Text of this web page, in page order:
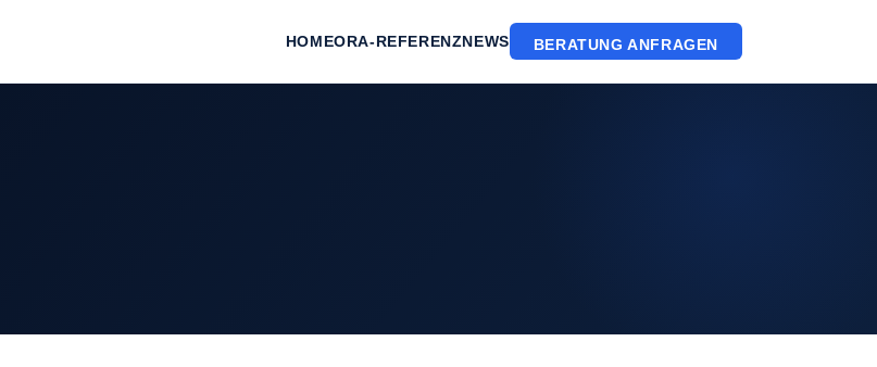
HOMEORA-REFERENZNEWS BERATUNG ANFRAGEN